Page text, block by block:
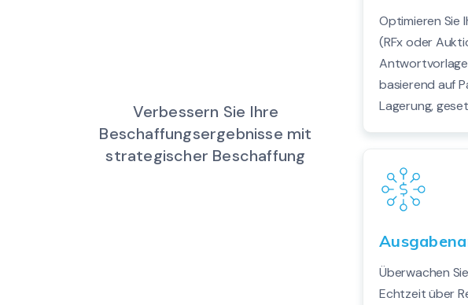
Verbessern Sie Ihre
Beschaffungsergebnisse mit
strategischer Beschaffung
Optimieren Sie
(RFx oder
basierend auf
Lagerung,
Überwachen
Echtzeit über